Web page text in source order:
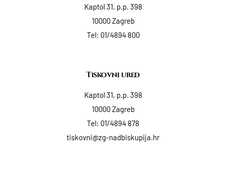
Kaptol 31, p.p. 398
10000 Zagreb
Tel: 01/4894 800
Tiskovni ured
Kaptol 31, p.p. 398
10000 Zagreb
Tel: 01/4894 878
tiskovni@zg-nadbiskupija.hr